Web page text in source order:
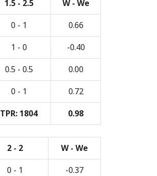
1.5 - 2.5
W - We
0 - 1
0.66
1 - 0
-0.40
0.5 - 0.5
0.00
0 - 1
0.72
TPR: 1804 0.98
2 - 2
W - We
0 - 1
-0.37